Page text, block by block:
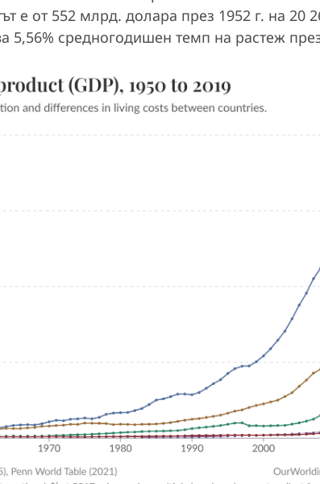
е от 552 млрд. долара през 1952 г. на 20
5,56% средногодишен темп на растеж